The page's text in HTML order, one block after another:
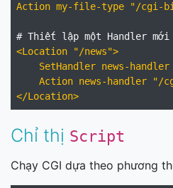
Action my-file-type "/cgi-
# Thiết lập một Handler
<Location "/news">
    SetHandler news-handler
Action news-handler "/
</Location>
Chỉ thị Script
Chạy CGI dựa theo phương